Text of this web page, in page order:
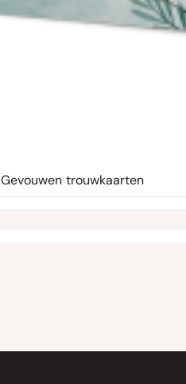
Gevouwen trouwkaarten